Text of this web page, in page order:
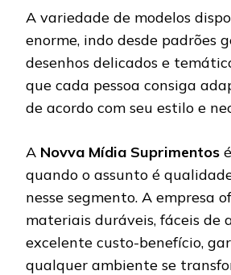
A variedade de modelos
enorme, indo desde padrões
desenhos delicados e
que cada pessoa consiga
de acordo com seu estilo e
A Novva Mídia Suprimentos
quando o assunto é
nesse segmento. A empresa
materiais duráveis, fáceis de
excelente custo-benefício,
qualquer ambiente se